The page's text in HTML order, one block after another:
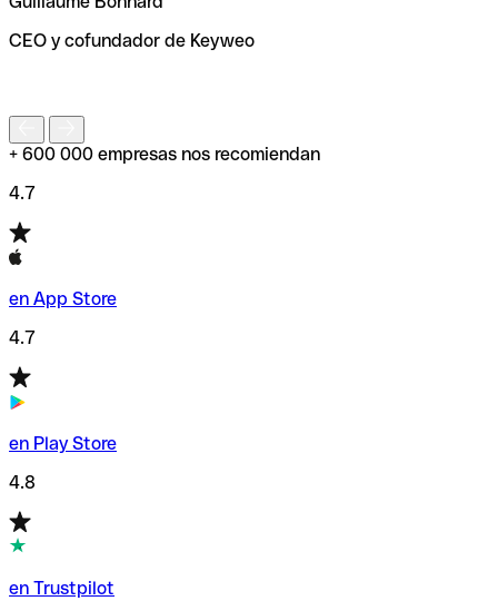
de enviar tu transferencia.
CEO y cofundador de Keyweo
+ 600 000 empresas nos recomiendan
4.7
en App Store
4.7
en Play Store
4.8
en Trustpilot